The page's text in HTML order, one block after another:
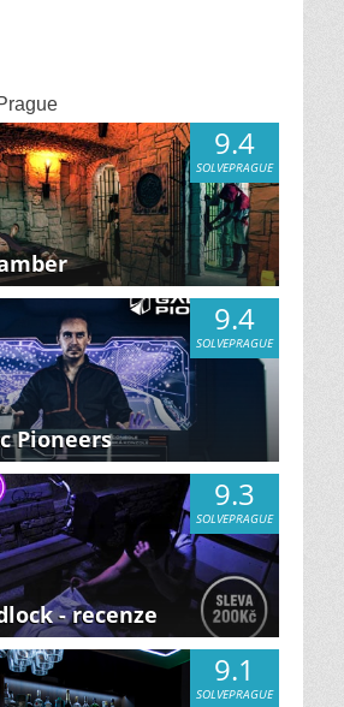
9.4
SOLVEPRAGUE
9.4
SOLVEPRAGUE
Pioneers
9.3
SOLVEPRAGUE
- recenze
9.1
SOLVEPRAGUE